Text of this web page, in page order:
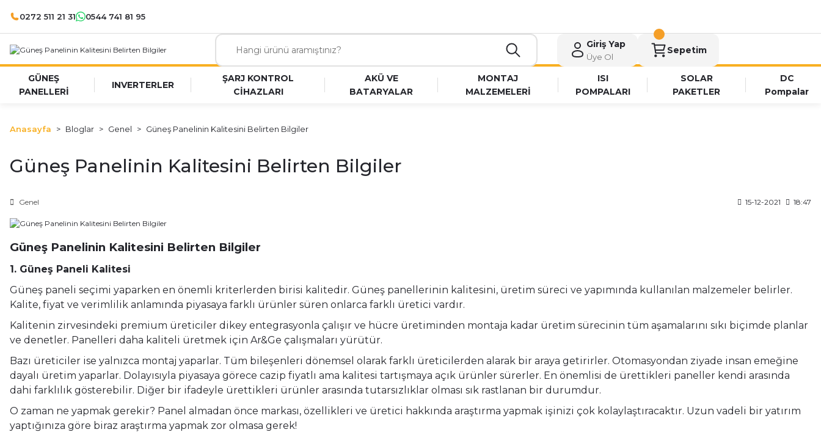
0272 511 21 31 0544 741 81 95
Giriş Yap
Üye Ol
Sepetim
GÜNEŞ
PANELLERİ
INVERTERLER
ŞARJ KONTROL
CİHAZLARI
AKÜ VE
BATARYALAR
MONTAJ
MALZEMELERİ
ISI
POMPALARI
SOLAR
PAKETLER
DC
Pompalar
Anasayfa Bloglar Genel Güneş Panelinin Kalitesini Belirten Bilgiler
Güneş Panelinin Kalitesini Belirten Bilgiler
Genel 15-12-2021 18:47
Güneş Panelinin Kalitesini Belirten Bilgiler
1. Güneş Paneli Kalitesi
Güneş paneli seçimi yaparken en önemli kriterlerden birisi kalitedir. Güneş panellerinin kalitesini, üretim süreci ve yapımında kullanılan malzemeler belirler.
Kalite, fiyat ve verimlilik anlamında piyasaya farklı ürünler süren onlarca farklı üretici vardır.
Kalitenin zirvesindeki premium üreticiler dikey entegrasyonla çalışır ve hücre üretiminden montaja kadar üretim sürecinin tüm aşamalarını sıkı biçimde planlar
ve denetler. Panelleri daha kaliteli üretmek için Ar&Ge çalışmaları yürütür.
Bazı üreticiler ise yalnızca montaj yaparlar. Tüm bileşenleri dönemsel olarak farklı üreticilerden alarak bir araya getirirler. Otomasyondan ziyade insan emeğine
dayalı üretim yaparlar. Dolayısıyla piyasaya görece cazip fiyatlı ama kalitesi tartışmaya açık ürünler sürerler. En önemlisi de ürettikleri paneller kendi arasında
dahi farklılık gösterebilir. Diğer bir ifadeyle ürettikleri ürünler arasında tutarsızlıklar olması sık rastlanan bir durumdur.
O zaman ne yapmak gerekir? Panel almadan önce markası, özellikleri ve üretici hakkında araştırma yapmak işinizi çok kolaylaştıracaktır. Uzun vadeli bir yatırım
yaptığınıza göre biraz araştırma yapmak zor olmasa gerek!